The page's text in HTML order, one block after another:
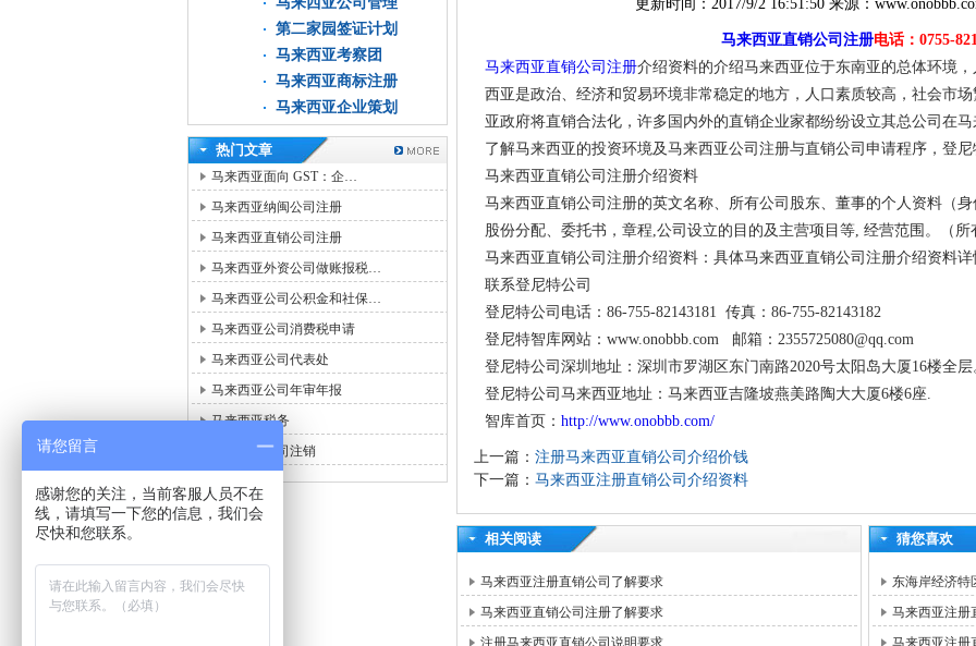
第二家园签证计划
马来西亚考察团
马来西亚商标注册
马来西亚企业策划
热门文章
马来西亚面向 GST：企…
马来西亚纳闽公司注册
马来西亚直销公司注册
马来西亚外资公司做账报税…
马来西亚公司公积金和社保…
马来西亚公司消费税申请
马来西亚公司代表处
马来西亚公司年审年报
马来西亚税务
马来西亚公司注销
更新时间： 2017/9/2 16:51:50来源：
马来西亚直销公司注册电话：0755-
马来西亚直销公司注册介绍资料的介绍马来西亚位于东南亚的总体环境
西亚是政治、经济和贸易环境非常稳定的地方，人口素质较高，社会市
亚政府将直销合法化，许多国内外的直销企业家都纷纷设立其总公司在
了解马来西亚的投资环境及马来西亚公司注册与直销公司申请程序，登尼
马来西亚直销公司注册介绍资料
马来西亚直销公司注册的英文名称、所有公司股东、董事的个人资料（
股份分配、委托书，章程,公司设立的目的及主营项目等, 经营范围。（所
马来西亚直销公司注册介绍资料：具体马来西亚直销公司注册介绍资料详
联系登尼特公司
登尼特公司电话：86-755-82143181 传真：86-755-82143182
登尼特智库网站：www.onobbb.com 邮箱：2355725080@qq.com
登尼特公司深圳地址：深圳市罗湖区东门南路2020号太阳岛大厦16楼全层
登尼特公司马来西亚地址：马来西亚吉隆坡燕美路陶大大厦6楼6座.
智库首页： http://www.onobbb.com/
上一篇： 注册马来西亚直销公司介绍价钱
下一篇： 马来西亚注册直销公司介绍资料
相关阅读
马来西亚注册直销公司了解要求
马来西亚直销公司注册了解要求
注册马来西亚直销公司说明要求
猜您喜欢
东海岸经济特
马来西亚注册
马来西亚注册
请您留言
感谢您的关注，当前客服人员不在
线，请填写一下您的信息，我们会
尽快和您联系。